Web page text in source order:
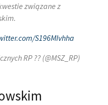
związane z
S196MIvhha
RP ?? (@MSZ_RP)